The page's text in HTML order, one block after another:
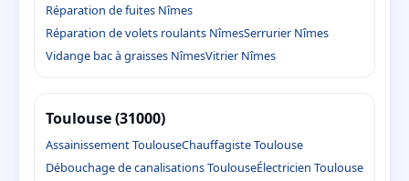
Réparation de fuites Nîmes
Réparation de volets roulants NîmesSerrurier Nîmes
Vidange bac à graisses NîmesVitrier Nîmes
Toulouse (31000)
Assainissement ToulouseChauffagiste Toulouse
Débouchage de canalisations ToulouseÉlectricien Toulouse